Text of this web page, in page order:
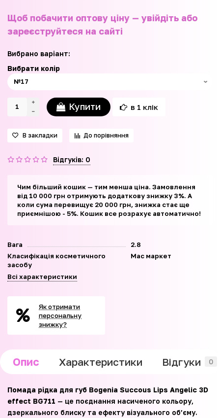
Щоб побачити оптову ціну — увійдіть або
зареєструйтеся на сайті
Вибрано варіант:
Вибрати колір
Купити в 1 клік
В закладки До порівняння
Відгуків: 0
Чим більший кошик — тим менша ціна. Замовлення
від 10 000 грн отримують додаткову знижку 3%. А
коли сума перевищує 20 000 грн, знижка стає ще
приємнішою - 5%. Кошик все розрахує автоматично!
Вага
2.8
Класифікація косметичного
засобу
Мас маркет
Всі характеристики
Як отримати
персональну
знижку?
Опис Характеристики Відгуки 0
Помада рідка для губ Bogenia Succous Lips Angelic 3D
effect BG711 — це поєднання насиченого кольору,
дзеркального блиску та ефекту візуального об’єму.